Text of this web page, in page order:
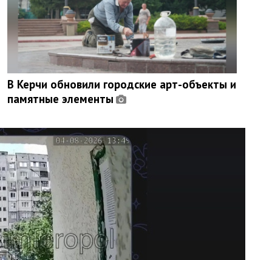
В Керчи обновили городские арт-объекты и
памятные элементы